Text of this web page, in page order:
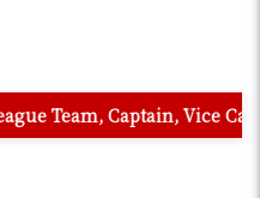
Captain, Vice Captain &